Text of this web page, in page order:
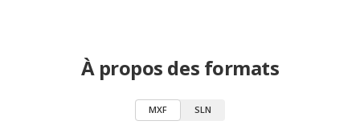
À propos des formats
MXF SLN